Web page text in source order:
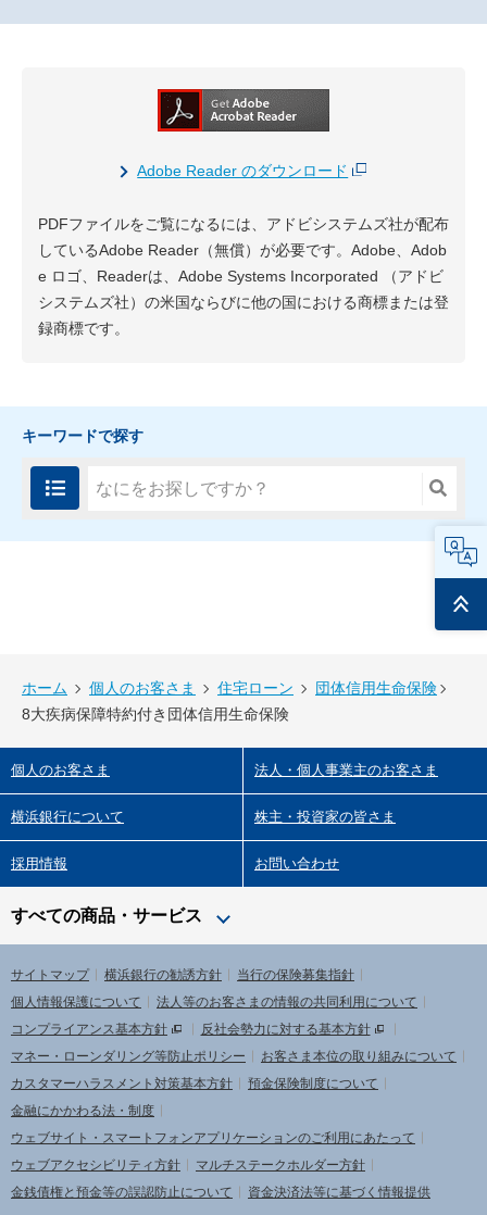
Adobe Reader のダウンロード
PDFファイルをご覧になるには、アドビシステムズ社が配布
しているAdobe Reader（無償）が必要です。Adobe、Adob
e ロゴ、Readerは、Adobe Systems Incorporated （アドビ
システムズ社）の米国ならびに他の国における商標または登
録商標です。
キーワードで探す
トップ
ホーム 個人のお客さま 住宅ローン
団体信用生命保険
8大疾病保障特約付き団体信用生命保険
個人のお客さま 法人・個人事業主のお客さま
横浜銀行について 株主・投資家の皆さま
採用情報 お問い合わせ
すべての商品・サービス
サイトマップ 横浜銀行の勧誘方針
当行の保険募集指針
個人情報保護について
法人等のお客さまの情報の共同利用について
コンプライアンス基本方針
反社会勢力に対する基本方針
マネー・ローンダリング等防止ポリシー
お客さま本位の取り組みについて
カスタマーハラスメント対策基本方針
預金保険制度について
金融にかかわる法・制度
ウェブサイト・スマートフォンアプリケーションのご利用にあたって
ウェブアクセシビリティ方針
マルチステークホルダー方針
金銭債権と預金等の誤認防止について
資金決済法等に基づく情報提供